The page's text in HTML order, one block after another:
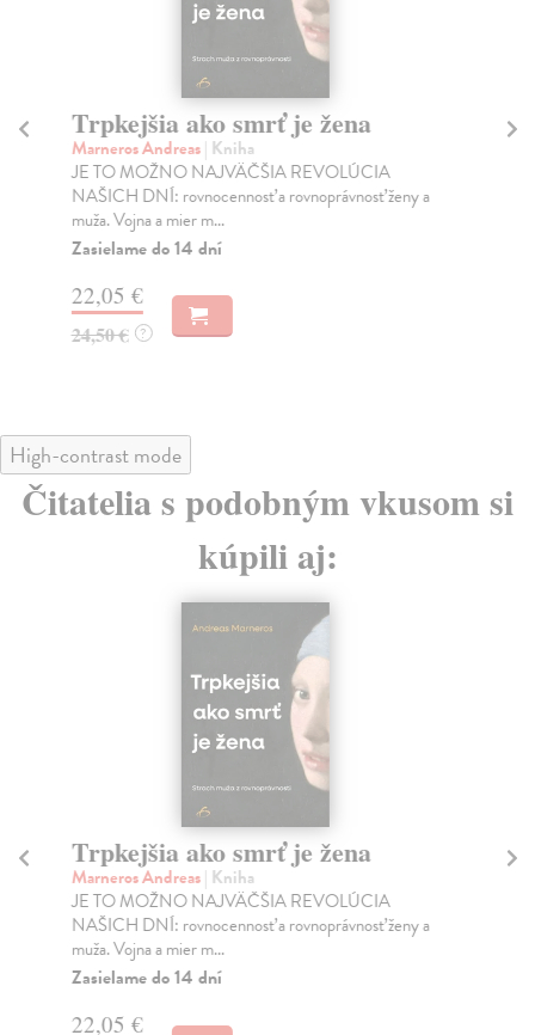
Trpkejšia ako smrť je žena
Marneros Andreas| Kniha
JE TO MOŽNO NAJVÄČŠIA REVOLÚCIA
NAŠICH DNÍ: rovnocennosť a rovnoprávnosť ženy a
muža. Vojna a mier m...
Zasielame do 14 dní
22,05 €
24,50 € ?
High-contrast mode
Čitatelia s podobným vkusom si
kúpili aj:
Trpkejšia ako smrť je žena
Marneros Andreas| Kniha
JE TO MOŽNO NAJVÄČŠIA REVOLÚCIA
NAŠICH DNÍ: rovnocennosť a rovnoprávnosť ženy a
muža. Vojna a mier m...
Zasielame do 14 dní
22,05 €